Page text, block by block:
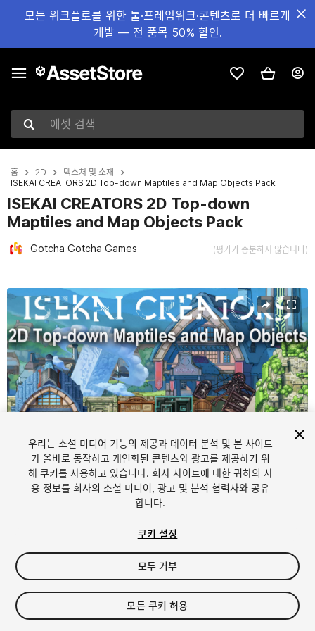
모든 워크플로를 위한 툴·프레임워크·콘텐츠로 더 빠르게
개발 — 전 품목 50% 할인.
에셋 검색
홈 2D
텍스처 및 소재
ISEKAI CREATORS 2D Top-down Maptiles and Map Objects Pack
ISEKAI CREATORS 2D Top-down
Maptiles and Map Objects Pack
Gotcha Gotcha Games (평가가 충분하지 않습니다)
현재 슬라이드: 1 / 4
1/ 4
$14.99
세금/부가세는 결제 시 반영됩니다.
우리는 소셜 미디어 기능의 제공과 데이터 분석 및 본 사이트
가 올바로 동작하고 개인화된 콘텐츠와 광고를 제공하기 위
해 쿠키를 사용하고 있습니다. 회사 사이트에 대한 귀하의 사
용 정보를 회사의 소셜 미디어, 광고 및 분석 협력사와 공유
합니다.
쿠키 설정
모두 거부
모든 쿠키 허용